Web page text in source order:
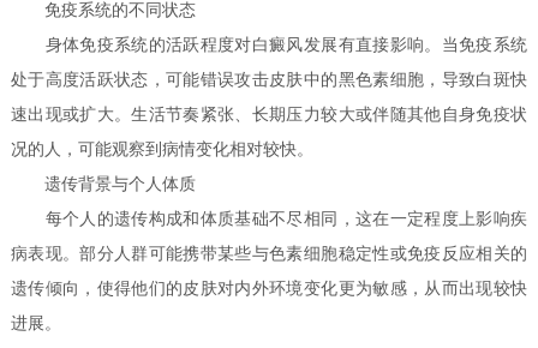
免疫系统的不同状态
身体免疫系统的活跃程度对白癜风发展有直接影响。当免疫系统
处于高度活跃状态，可能错误攻击皮肤中的黑色素细胞，导致白斑快
速出现或扩大。生活节奏紧张、长期压力较大或伴随其他自身免疫状
况的人，可能观察到病情变化相对较快。
遗传背景与个人体质
每个人的遗传构成和体质基础不尽相同，这在一定程度上影响疾
病表现。部分人群可能携带某些与色素细胞稳定性或免疫反应相关的
遗传倾向，使得他们的皮肤对内外环境变化更为敏感，从而出现较快
进展。